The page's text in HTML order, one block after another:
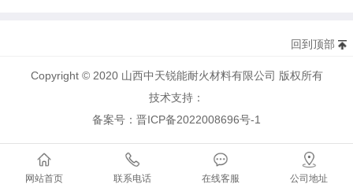
网站首页 联系电话 在线客服 公司地址
回到顶部
Copyright © 2020 山西中天锐能耐火材料有限公司 版权所有
技术支持：
备案号：晋ICP备2022008696号-1